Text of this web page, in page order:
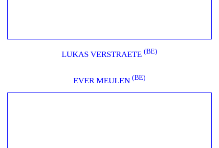
LUKAS VERSTRAETE (BE)
EVER MEULEN (BE)